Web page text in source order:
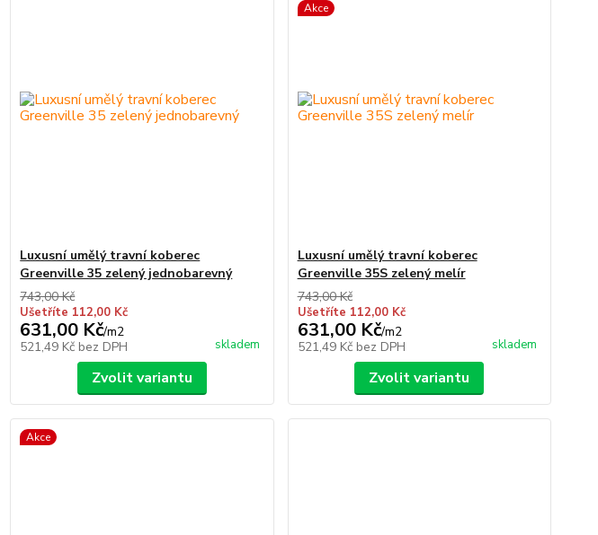
Luxusní umělý travní koberec
Greenville 35 zelený jednobarevný
743,00 Kč
Ušetříte 112,00 Kč
631,00 Kč/m2
521,49 Kč bez DPH skladem
Zvolit variantu
Akce
Luxusní umělý travní koberec
Greenville 35S zelený melír
743,00 Kč
Ušetříte 112,00 Kč
631,00 Kč/m2
521,49 Kč bez DPH skladem
Zvolit variantu
Akce